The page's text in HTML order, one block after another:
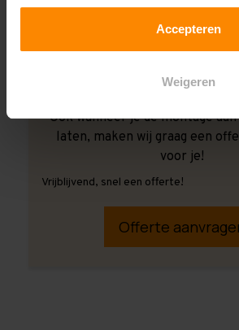
Accepteren
Weigeren
Ook wanneer je de montage
laten, maken wij graag een
voor je!
Vrijblijvend, snel een offerte!
Offerte